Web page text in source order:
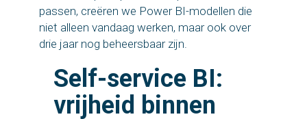
passen, creëren we Power BI-modellen die
niet alleen vandaag werken, maar ook over
drie jaar nog beheersbaar zijn.
Self-service BI:
vrijheid binnen